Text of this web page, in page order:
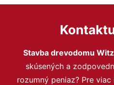
Stavba drevodomu
skúsených a
rozumný peniaz? Pre